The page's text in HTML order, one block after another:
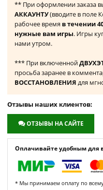
** При оформлении заказа
АККАУНТУ(вводите в поле
рабочее время в течении
нужные вам игры. Игры
нами утром.
*** При включенной
просьба заранее в
ВОССТАНОВЛЕНИЯ для
Отзывы наших клиентов:
ОТЗЫВЫ НА САЙТЕ
Оплачивайте удобным для
* Мы принимаем оплату по